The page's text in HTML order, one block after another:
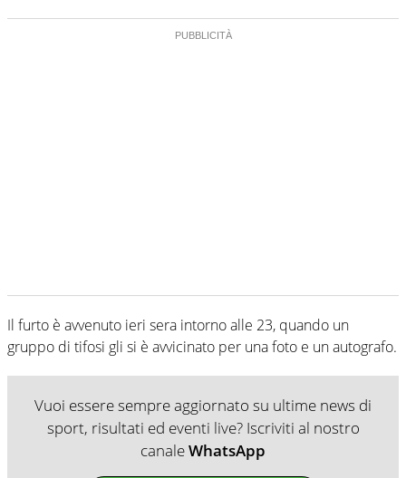
Il furto è avvenuto ieri sera intorno alle 23, quando un
gruppo di tifosi gli si è avvicinato per una foto e un autografo.
Vuoi essere sempre aggiornato su ultime news di
sport, risultati ed eventi live? Iscriviti al nostro
canaleWhatsApp